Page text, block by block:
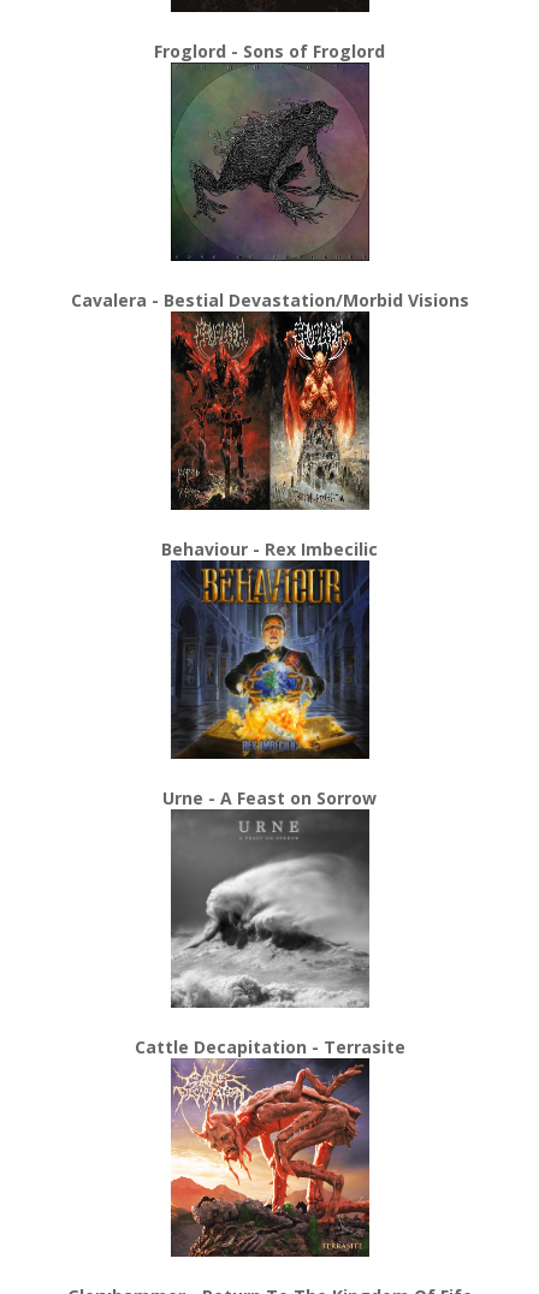
Froglord - Sons of Froglord
Cavalera - Bestial Devastation/Morbid Visions
Behaviour - Rex Imbecilic
Urne - A Feast on Sorrow
Cattle Decapitation - Terrasite